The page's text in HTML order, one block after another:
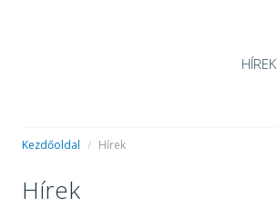
HÍREK
Kezdőoldal / Hírek
Hírek